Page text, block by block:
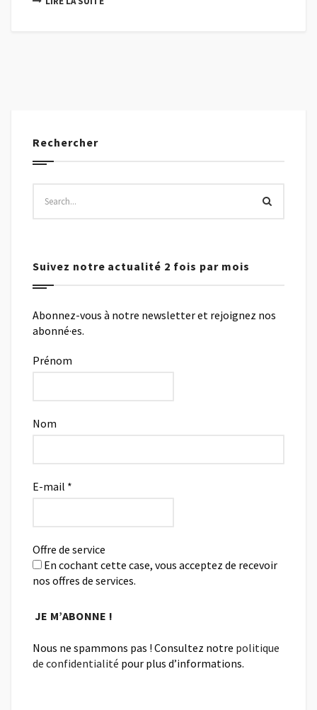
Rechercher
Suivez notre actualité 2 fois par mois
Abonnez-vous à notre newsletter et rejoignez nos
abonné·es.
Prénom
Nom
E-mail *
Offre de service
En cochant cette case, vous acceptez de recevoir
nos offres de services.
Nous ne spammons pas ! Consultez notre politique
de confidentialité pour plus d’informations.